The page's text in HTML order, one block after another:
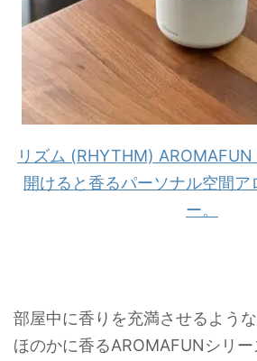
リズム (RHYTHM)
開けると香るパーソナル空間
ー。
部屋中に香りを充満させるよう
ほのかに香るAROMAFUNシリ